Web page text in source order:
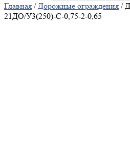
Главная /Дорожные ограждения /
21ДО/У3(250)-С-0,75-2-0,65